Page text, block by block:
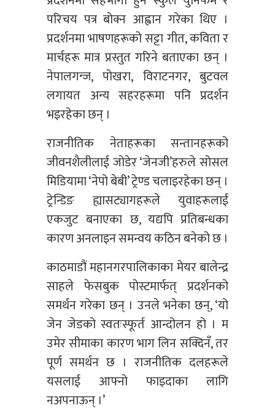
परिचय पत्र बोक्न आह्वान गरेका थिए ।
प्रदर्शनमा भाषणहरूको सट्टा गीत, कविता र
मार्चहरू मात्र प्रस्तुत गरिने बताएका छन् ।
नेपालगन्ज, पोखरा, विराटनगर, बुटवल
लगायत अन्य सहरहरूमा पनि प्रदर्शन
भइरहेका छन् ।
राजनीतिक नेताहरूका सन्तानहरूको
जीवनशैलीलाई जोडेर ‘जेनजी’हरुले सोसल
मिडियामा ‘नेपो बेबी’ ट्रेण्ड चलाइरहेका छन् ।
ट्रेन्डिङ ह्यासट्यागहरूले युवाहरूलाई
एकजुट बनाएका छ, यद्यपि प्रतिबन्धका
कारण अनलाइन समन्वय कठिन बनेको छ ।
काठमाडौं महानगरपालिकाका मेयर बालेन्द्र
साहले फेसबुक पोस्टमार्फत् प्रदर्शनको
समर्थन गरेका छन् । उनले भनेका छन्, ‘यो
जेन जेडको स्वतःस्फूर्त आन्दोलन हो । म
उमेर सीमाका कारण भाग लिन सक्दिनँ, तर
पूर्ण समर्थन छ । राजनीतिक दलहरूले
यसलाई आफ्नो फाइदाका लागि
नअपनाऊन् ।’